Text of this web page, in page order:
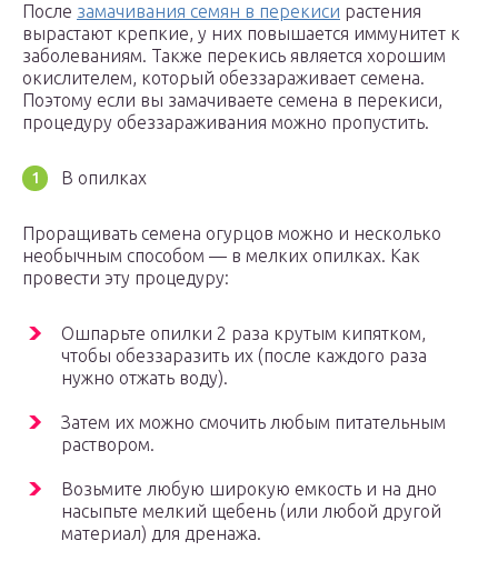
После замачивания семян в перекиси растения
вырастают крепкие, у них повышается иммунитет к
заболеваниям. Также перекись является хорошим
окислителем, который обеззараживает семена.
Поэтому если вы замачиваете семена в перекиси,
процедуру обеззараживания можно пропустить.
В опилках
Проращивать семена огурцов можно и несколько
необычным способом — в мелких опилках. Как
провести эту процедуру:
Ошпарьте опилки 2 раза крутым кипятком,
чтобы обеззаразить их (после каждого раза
нужно отжать воду).
Затем их можно смочить любым питательным
раствором.
Возьмите любую широкую емкость и на дно
насыпьте мелкий щебень (или любой другой
материал) для дренажа.